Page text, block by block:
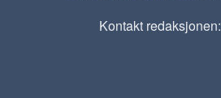
Kontakt redaksjonen: